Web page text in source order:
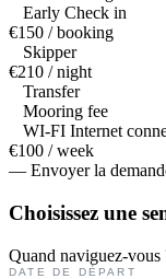
Early Check in
€150 / booking
Skipper
€210 / night
Transfer
Mooring fee
WI-FI Internet
€100 / week
— Envoyer la
Choisissez une
Quand naviguez-vous
DATE DE DÉPART